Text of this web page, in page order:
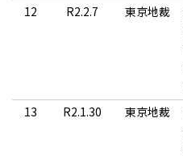
12
R2.2.7 東京地裁
13
R2.1.30 東京地裁